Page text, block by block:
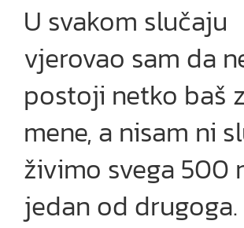
U svakom slučaju
vjerovao sam da
postoji netko baš
mene, a nisam ni
živimo svega 500
jedan od drugoga.